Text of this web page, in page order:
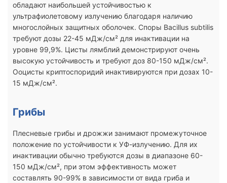
обладают наибольшей устойчивостью к
ультрафиолетовому излучению благодаря наличию
многослойных защитных оболочек. Споры Bacillus subtilis
требуют дозы 22-45 мДж/см² для инактивации на
уровне 99,9%. Цисты лямблий демонстрируют очень
высокую устойчивость и требуют доз 80-150 мДж/см².
Ооцисты криптоспоридий инактивируются при дозах 10-
15 мДж/см².
Грибы
Плесневые грибы и дрожжи занимают промежуточное
положение по устойчивости к УФ-излучению. Для их
инактивации обычно требуются дозы в диапазоне 60-
150 мДж/см², при этом эффективность может
составлять 90-99% в зависимости от вида гриба и